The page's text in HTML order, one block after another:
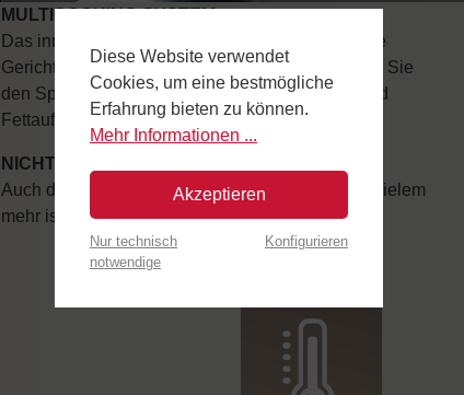
MULTICOOKING-SYSTEM
Das innovative Kochsystem, mit dem Sie mehrere
Gerichte gleichzeitig zubereiten können. Steigern Sie
den Spaß mit dem abnehmbaren Arm mit Grill und
Fettauffangschale.
NICHT NUR PIZZA
Auch das Backen von Brot, Kuchen, Braten und vielem
mehr ist möglich!
Diese Website verwendet
Cookies, um eine bestmögliche
Erfahrung bieten zu können.
Mehr Informationen ...
Akzeptieren
Nur technisch
notwendige
Konfigurieren